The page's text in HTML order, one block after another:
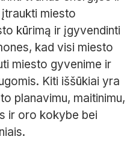
miesto
kūrimą ir įgyvendinti
kad visi miesto
miesto gyvenime ir
Kiti iššūkiai yra
planavimu, maitinimu,
ir oro kokybe bei